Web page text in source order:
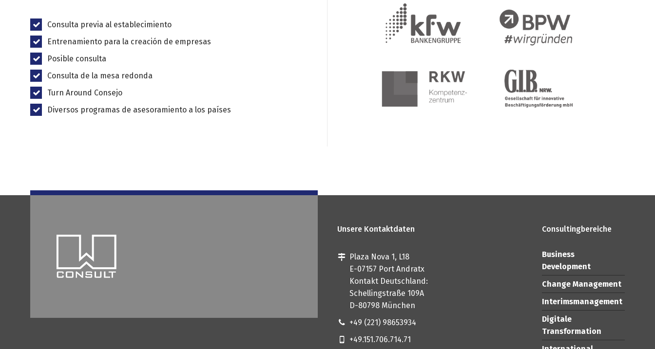
Consulta previa al establecimiento
Entrenamiento para la creación de empresas
Posible consulta
Consulta de la mesa redonda
Turn Around Consejo
Diversos programas de asesoramiento a los países
Unsere Kontaktdaten
Plaza Nova 1, L18
E-07157 Port Andratx
Kontakt Deutschland:
Schellingstraße 109A
D-80798 München
+49 (221) 98653934
+49.151.706.714.71
Consultingbereiche
Business
Development
Change Management
Interimsmanagement
Digitale
Transformation